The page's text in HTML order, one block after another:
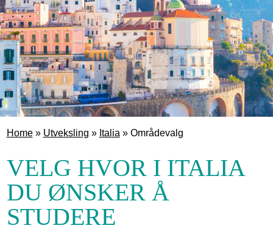
Planlegg
din
utveksling
Bli
Home» Utveksling » Italia » Områdevalg
VELG HVOR I ITALIA
DU ØNSKER Å
STUDERE